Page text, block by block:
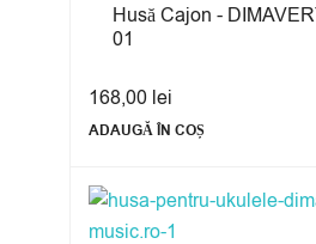
Husă Cajon -
01
168,00 lei
ADAUGĂ ÎN COȘ